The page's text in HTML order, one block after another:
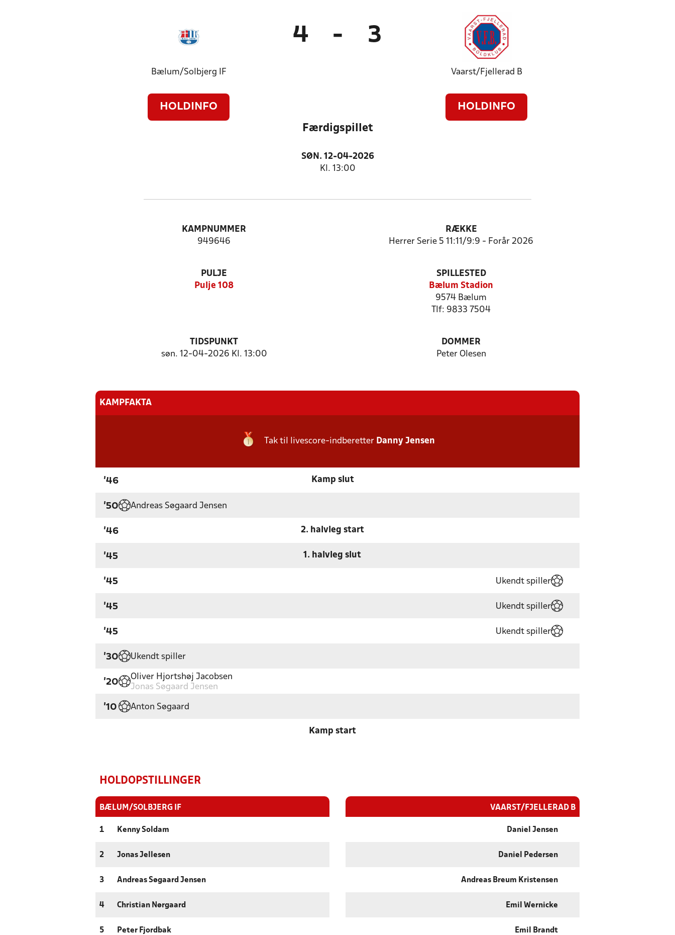
Bælum/Solbjerg IF
HOLDINFO
4 - 3
Vaarst/Fjellerad B
HOLDINFO
Færdigspillet
SØN. 12-04-2026
Kl. 13:00
KAMPNUMMER
949646
RÆKKE
Herrer Serie 5 11:11/9:9 - Forår 2026
PULJE
Pulje 108
SPILLESTED
Bælum Stadion
9574 Bælum
Tlf: 9833 7504
TIDSPUNKT
søn. 12-04-2026 Kl. 13:00
DOMMER
Peter Olesen
KAMPFAKTA
Tak til livescore-indberetter Danny Jensen
'46 Kamp slut
'50 Andreas Søgaard Jensen
'46 2. halvleg start
'45 1. halvleg slut
'45 Ukendt spiller
'45 Ukendt spiller
'45 Ukendt spiller
'30 Ukendt spiller
'20
Oliver Hjortshøj Jacobsen
Jonas Søgaard Jensen
'10 Anton Søgaard
Kamp start
HOLDOPSTILLINGER
BÆLUM/SOLBJERG IF
1 Kenny Soldam
2 Jonas Jellesen
3 Andreas Søgaard Jensen
4 Christian Nørgaard
5 Peter Fjordbak
VAARST/FJELLERAD B
Daniel Jensen
Daniel Pedersen
Andreas Breum Kristensen
Emil Wernicke
Emil Brandt